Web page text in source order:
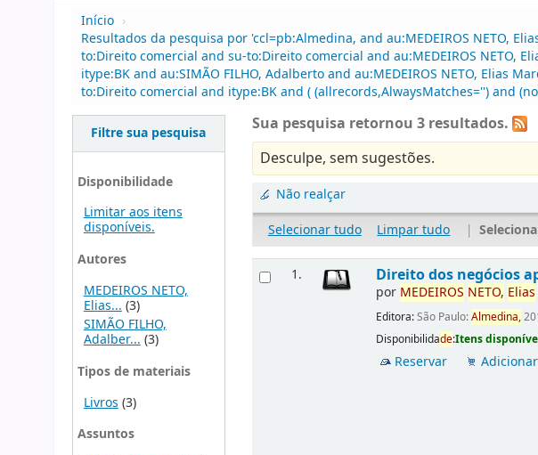
Início ›
Resultados da pesquisa por 'ccl=pb:Almedina, and au:MEDEIROS NETO,
to:Direito comercial and su-to:Direito comercial and au:MEDEIROS NETO,
itype:BK and au:SIMÃO FILHO, Adalberto and au:MEDEIROS NETO, Elias
to:Direito comercial and itype:BK and ( (allrecords,AlwaysMatches='') and
Filtre sua pesquisa
Disponibilidade
Limitar aos itens
disponíveis.
Autores
MEDEIROS NETO,
Elias... (3)
SIMÃO FILHO,
Adalber...(3)
Tipos de materiais
Livros (3)
Assuntos
Sua pesquisa retornou 3 resultados.
Desculpe, sem sugestões.
Não realçar
Selecionar tudo
Limpar tudo |
1. Direito dos negócios
por MEDEIROS NETO, Elias
Editora:São Paulo:Almedina,
Disponibilidade:Itens
Reservar